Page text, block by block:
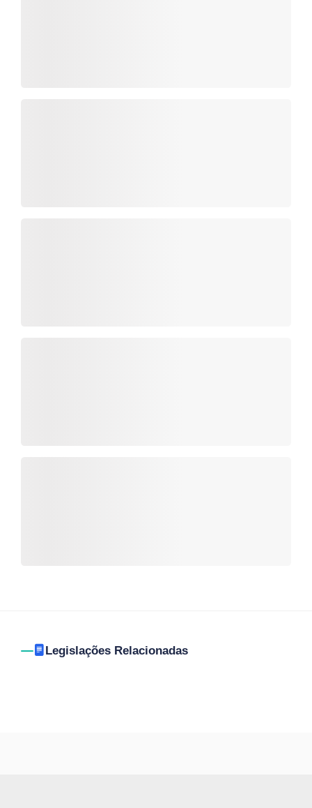
Legislações Relacionadas